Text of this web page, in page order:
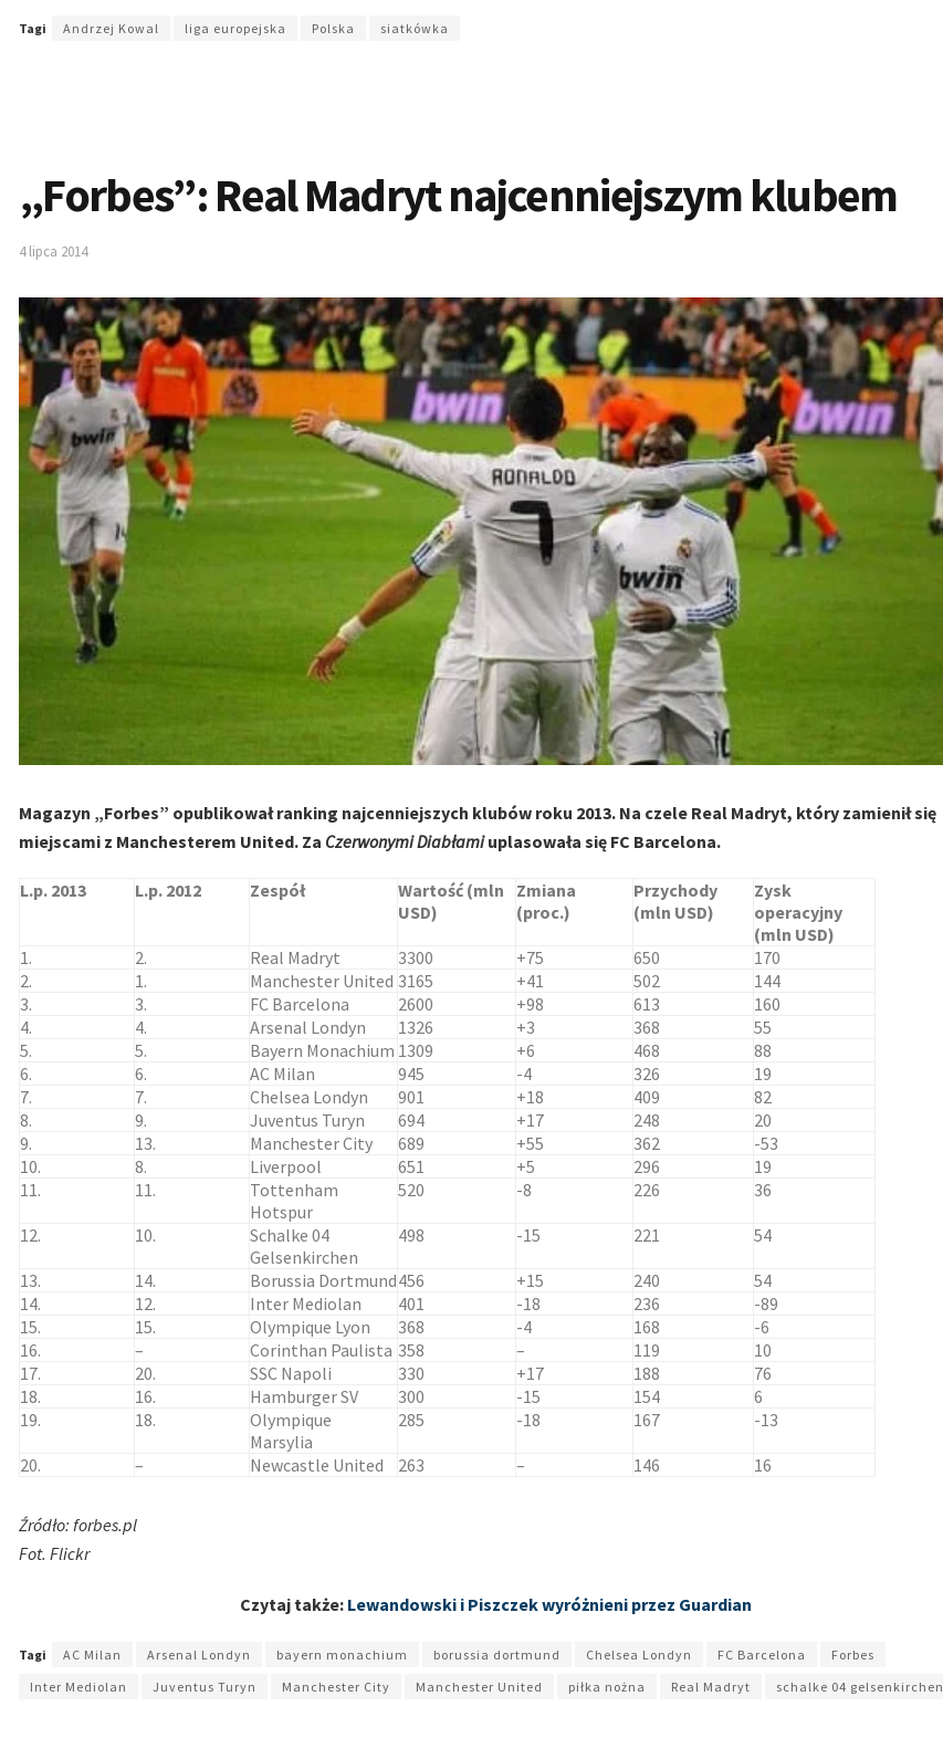
Tagi Andrzej Kowal liga europejska Polska siatkówka
„Forbes”: Real Madryt najcenniejszym klubem
4 lipca 2014
Magazyn „Forbes” opublikował ranking najcenniejszych klubów roku 2013. Na czele Real Madryt, który zamienił się
miejscami z Manchesterem United. Za Czerwonymi Diabłamiuplasowała się FC Barcelona.
L.p. 2013 L.p. 2012 Zespół
Wartość (mln
USD)
Zmiana
(proc.)
Przychody
(mln USD)
Zysk
operacyjny
(mln USD)
1.
2. Real Madryt 3300 +75 650
170
2.
1. Manchester United 3165 +41 502
144
3.
3. FC Barcelona 2600 +98 613
160
4.
4. Arsenal Londyn 1326 +3 368
55
5.
5. Bayern Monachium 1309 +6 468
88
6.
6. AC Milan 945 -4 326
19
7.
7. Chelsea Londyn 901 +18 409
82
8.
9. Juventus Turyn 694 +17 248
20
9.
13. Manchester City 689 +55 362
-53
10.
8. Liverpool 651 +5 296
19
11.
11.
Tottenham
Hotspur
520 -8 226 36
12. 10.
Schalke 04
Gelsenkirchen
498 -15 221 54
13. 14. Borussia Dortmund456 +15 240
54
14.
12. Inter Mediolan 401 -18 236
-89
15.
15. Olympique Lyon 368 -4 168
-6
16.
– Corinthan Paulista 358 – 119
10
17.
20. SSC Napoli 330 +17 188
76
18.
16. Hamburger SV 300 -15 154
6
19.
18.
Olympique
Marsylia
285 -18 167 -13
20. – Newcastle United 263 – 146 16
Źródło: forbes.pl
Fot. Flickr
Czytaj także: Lewandowski i Piszczek wyróżnieni przez Guardian
Tagi AC Milan Arsenal Londyn bayern monachium borussia dortmund Chelsea Londyn FC Barcelona
Forbes
Inter Mediolan
Juventus Turyn Manchester City Manchester United piłka nożna Real Madryt schalke 04 gelsenkirchen